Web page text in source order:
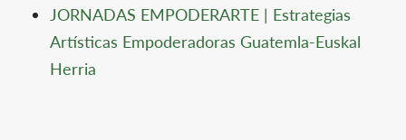
JORNADAS EMPODERARTE | Estrategias
Artísticas Empoderadoras Guatemla-Euskal
Herria